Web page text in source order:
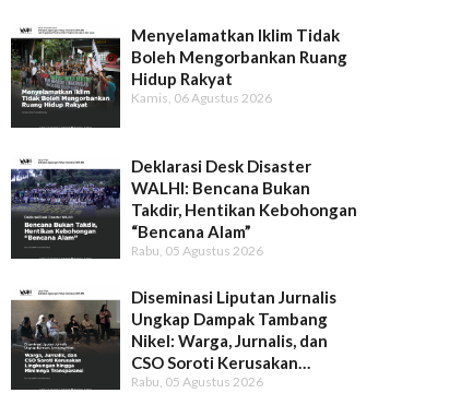
Menyelamatkan Iklim Tidak
Boleh Mengorbankan Ruang
Hidup Rakyat
Kamis, 06 Agustus 2026
Deklarasi Desk Disaster
WALHI: Bencana Bukan
Takdir, Hentikan Kebohongan
“Bencana Alam”
Rabu, 05 Agustus 2026
Diseminasi Liputan Jurnalis
Ungkap Dampak Tambang
Nikel: Warga, Jurnalis, dan
CSO Soroti Kerusakan
Lingkungan hingga Minimnya
Rabu, 05 Agustus 2026